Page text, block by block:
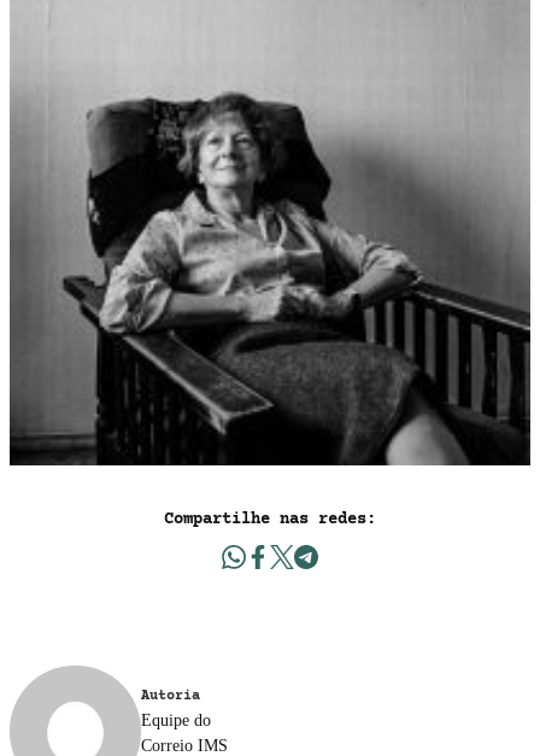
Compartilhe nas redes:
Autoria
Equipe do
Correio IMS